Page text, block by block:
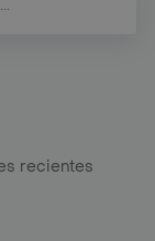
recientes